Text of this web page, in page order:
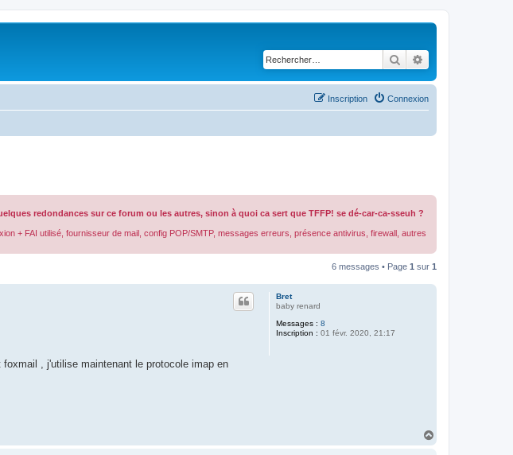
Rechercher
Connexion
Inscription
redondances sur ce forum ou les autres, sinon à quoi ca sert que TFFP! se dé-car-ca-sseuh ?
+ FAI utilisé, fournisseur de mail, config POP/SMTP, messages erreurs, présence antivirus, firewall, autres
6 messages • Page 1 sur 1
Bret
baby renard
Messages : 8
Inscription : 01 févr. 2020, 21:17
, j'utilise maintenant le protocole imap en